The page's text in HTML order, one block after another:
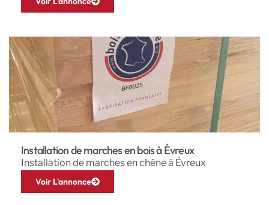
Installation de marches en bois à Évreux
Installation de marches en chêne à Évreux
Voir L'annonce